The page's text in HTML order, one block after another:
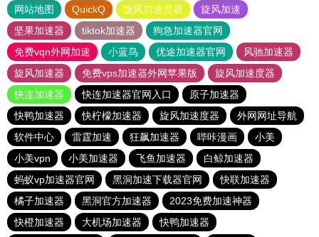
网站地图 QuickQ 旋风加速度器
旋风加速
坚果加速器
tiktok加速器
狗急加速器官网
免费vqn外网加速
小蓝鸟 优途加速器官网
风驰加速器
旋风加速器
免费vps加速器外网苹果版
旋风加速度器
快连加速器
快连加速器官网入口
原子加速器
快鸭加速器
快柠檬加速器 旋风加速度器
外网网址导航
软件中心
雷霆加速 狂飙加速器 哔咔漫画
小美
小美vpn
小美加速器 飞鱼加速器
白鲸加速器
蚂蚁vp加速器官网
黑洞加速下载器官网
快联加速器
橘子加速器
黑洞官方加速器
2023免费加速神器
快橙加速器
大机场加速器
快鸭加速器